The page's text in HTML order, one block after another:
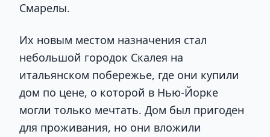
Смарелы.
Их новым местом назначения стал
небольшой городок Скалея на
итальянском побережье, где они купили
дом по цене, о которой в Нью-Йорке
могли только мечтать. Дом был пригоден
для проживания, но они вложили